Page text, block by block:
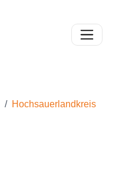
Toggle
Hochsauerlandkreis